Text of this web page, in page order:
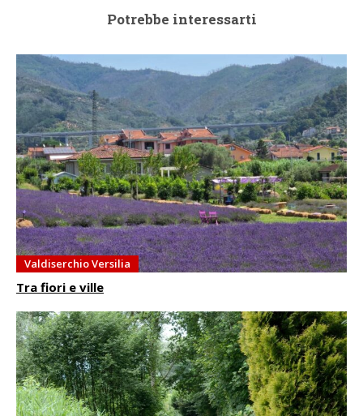
Potrebbe interessarti
Valdiserchio Versilia
Tra fiori e ville